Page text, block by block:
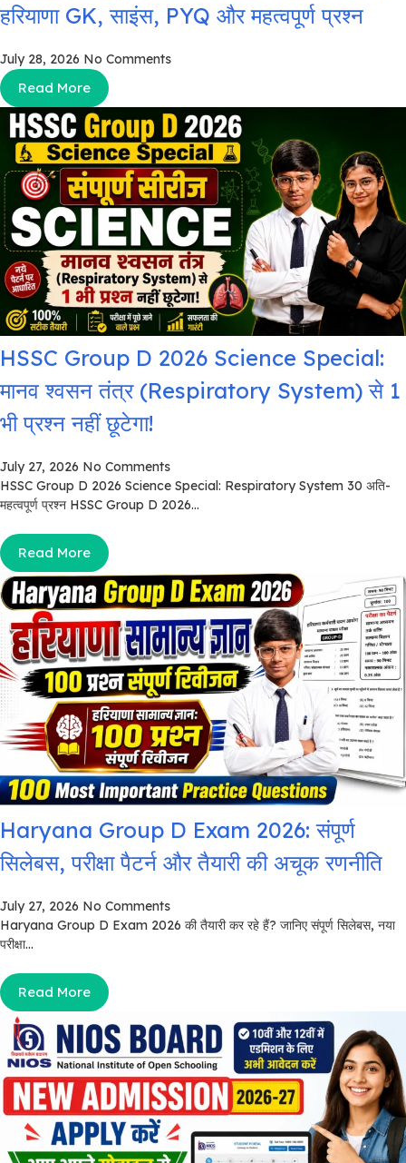
हरियाणा GK, साइंस, PYQ और महत्वपूर्ण प्रश्न
July 28, 2026 No Comments
Read More
HSSC Group D 2026 Science Special:
मानव श्वसन तंत्र (Respiratory System) से 1
भी प्रश्न नहीं छूटेगा!
July 27, 2026 No Comments
HSSC Group D 2026 Science Special: Respiratory System 30 अति-
महत्वपूर्ण प्रश्न HSSC Group D 2026...
Read More
Haryana Group D Exam 2026: संपूर्ण
सिलेबस, परीक्षा पैटर्न और तैयारी की अचूक रणनीति
July 27, 2026 No Comments
Haryana Group D Exam 2026 की तैयारी कर रहे हैं? जानिए संपूर्ण सिलेबस, नया
परीक्षा...
Read More